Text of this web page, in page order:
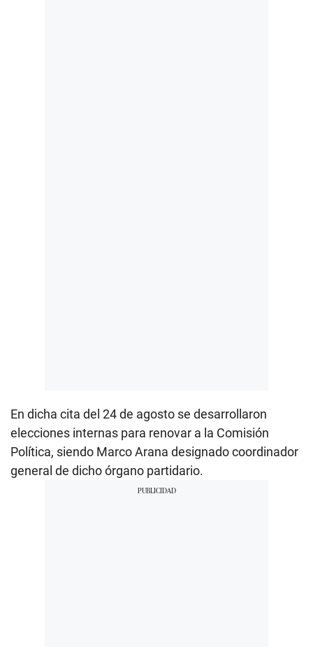
En dicha cita del 24 de agosto se desarrollaron
elecciones internas para renovar a la Comisión
Política, siendo Marco Arana designado coordinador
general de dicho órgano partidario.